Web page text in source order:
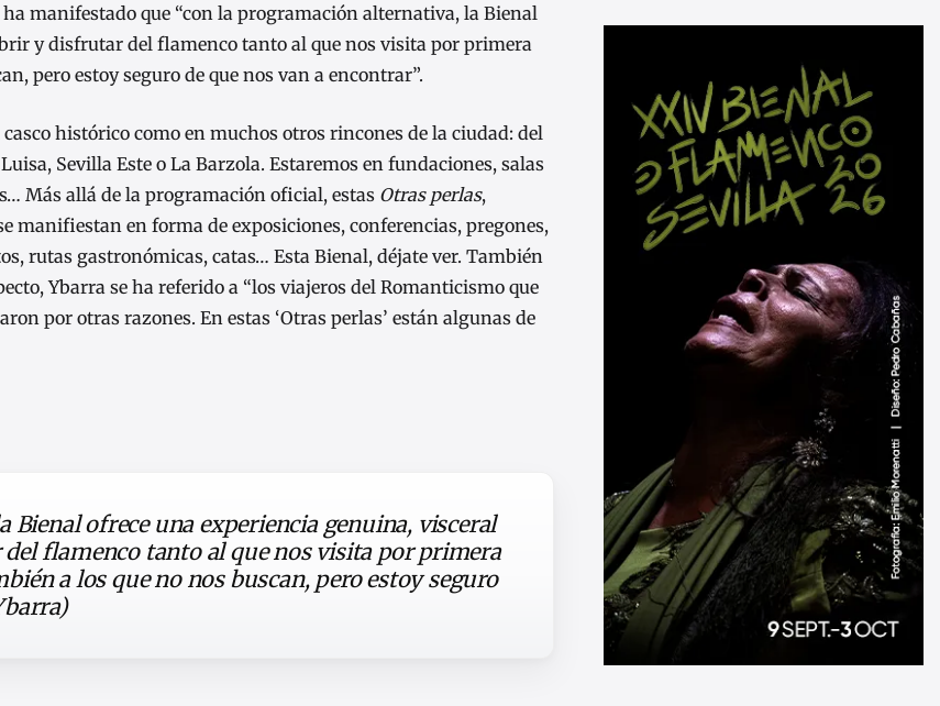
ha manifestado que “con la programación alternativa, la Bienal
y disfrutar del flamenco tanto al que nos visita por primera
pero estoy seguro de que nos van a encontrar”.
histórico como en muchos otros rincones de la ciudad: del
Sevilla Este o La Barzola. Estaremos en fundaciones, salas
Más allá de la programación oficial, estas Otras perlas,
manifiestan en forma de exposiciones, conferencias, pregones,
rutas gastronómicas, catas… Esta Bienal, déjate ver. También
Ybarra se ha referido a “los viajeros del Romanticismo que
por otras razones. En estas ‘Otras perlas’ están algunas de
ofrece una experiencia genuina, visceral
flamenco tanto al que nos visita por primera
a los que no nos buscan, pero estoy seguro